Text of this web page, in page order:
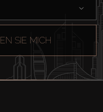
SIE MICH